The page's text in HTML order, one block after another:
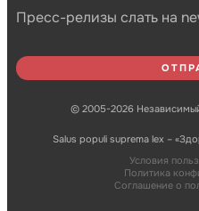
Пресс-релизы слать на
© 2005-2026
Salus populi suprema lex –
Условия
Политика
Соглашение о